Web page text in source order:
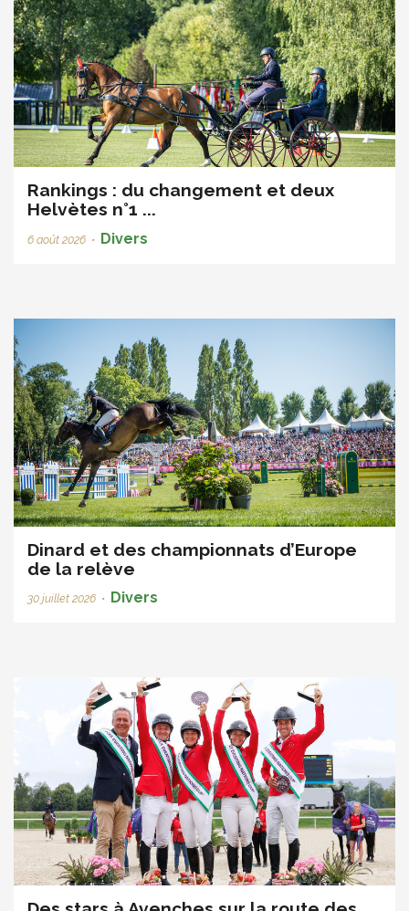
Rankings : du changement et deux
Helvètes n°1 ...
6 août 2026 • Divers
Dinard et des championnats d’Europe
de la relève
30 juillet 2026 • Divers